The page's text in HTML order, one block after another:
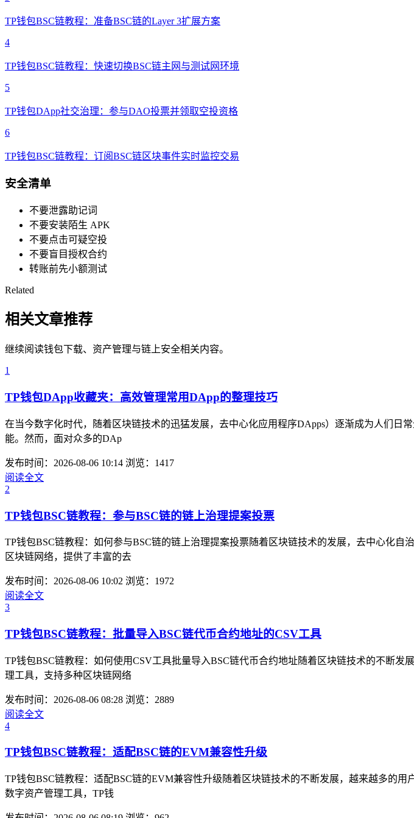
TP钱包BSC链教程：准备BSC链的Layer 3扩展方案
4
TP钱包BSC链教程：快速切换BSC链主网与测试网环境
5
TP钱包DApp社交治理：参与DAO投票并领取空投资格
6
TP钱包BSC链教程：订阅BSC链区块事件实时监控交易
安全清单
不要泄露助记词
不要安装陌生 APK
不要点击可疑空投
不要盲目授权合约
转账前先小额测试
Related
相关文章推荐
继续阅读钱包下载、资产管理与链上安全相关内容。
1
TP钱包DApp收藏夹：高效管理常用DApp的整理技巧
在当今数字化时代，随着区块链技术的迅猛发展，去中心化应用程序DApps）逐渐成为人们
能。然而，面对众多的DAp
发布时间：2026-08-06 10:14 浏览：1417
阅读全文
2
TP钱包BSC链教程：参与BSC链的链上治理提案投票
TP钱包BSC链教程：如何参与BSC链的链上治理提案投票随着区块链技术的发展，去中心化
区块链网络，提供了丰富的去
发布时间：2026-08-06 10:02 浏览：1972
阅读全文
3
TP钱包BSC链教程：批量导入BSC链代币合约地址的CSV工具
TP钱包BSC链教程：如何使用CSV工具批量导入BSC链代币合约地址随着区块链技术的不断
理工具，支持多种区块链网络
发布时间：2026-08-06 08:28 浏览：2889
阅读全文
4
TP钱包BSC链教程：适配BSC链的EVM兼容性升级
TP钱包BSC链教程：适配BSC链的EVM兼容性升级随着区块链技术的不断发展，越来越多的
数字资产管理工具，TP钱